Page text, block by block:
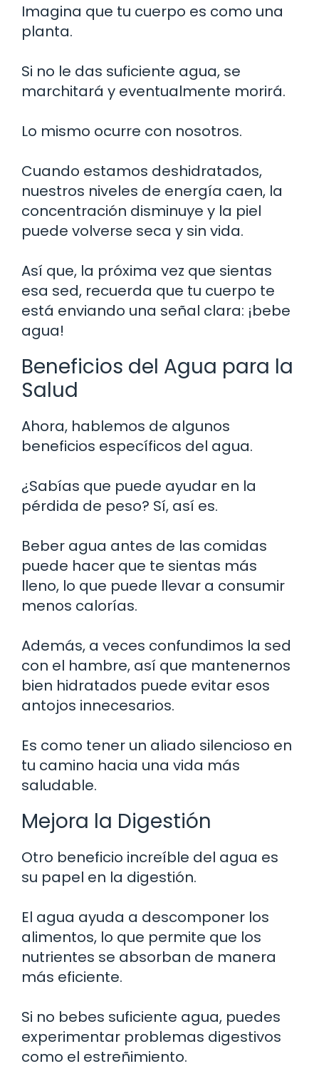
Imagina que tu cuerpo es como una
planta.
Si no le das suficiente agua, se
marchitará y eventualmente morirá.
Lo mismo ocurre con nosotros.
Cuando estamos deshidratados,
nuestros niveles de energía caen, la
concentración disminuye y la piel
puede volverse seca y sin vida.
Así que, la próxima vez que sientas
esa sed, recuerda que tu cuerpo te
está enviando una señal clara: ¡bebe
agua!
Beneficios del Agua para la
Salud
Ahora, hablemos de algunos
beneficios específicos del agua.
¿Sabías que puede ayudar en la
pérdida de peso? Sí, así es.
Beber agua antes de las comidas
puede hacer que te sientas más
lleno, lo que puede llevar a consumir
menos calorías.
Además, a veces confundimos la sed
con el hambre, así que mantenernos
bien hidratados puede evitar esos
antojos innecesarios.
Es como tener un aliado silencioso en
tu camino hacia una vida más
saludable.
Mejora la Digestión
Otro beneficio increíble del agua es
su papel en la digestión.
El agua ayuda a descomponer los
alimentos, lo que permite que los
nutrientes se absorban de manera
más eficiente.
Si no bebes suficiente agua, puedes
experimentar problemas digestivos
como el estreñimiento.